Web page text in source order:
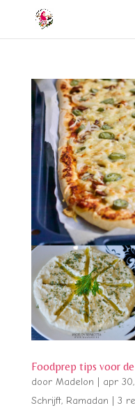
Foodprep tips voor de
door Madelon apr
Schrijft, Ramadan 3